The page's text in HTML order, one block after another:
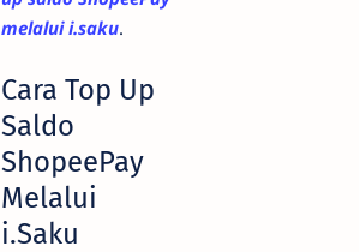
melalui i.saku.
Cara Top Up
Saldo
ShopeePay
Melalui
i.Saku